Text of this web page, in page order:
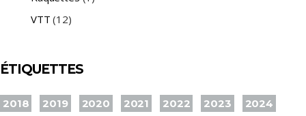
VTT (12)
ÉTIQUETTES
2018 2019 2020 2021 2022 2023
2024